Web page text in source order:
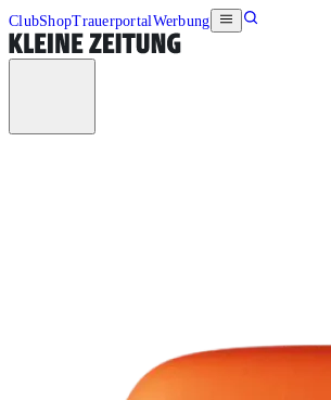
ClubShopTrauerportalWerbung